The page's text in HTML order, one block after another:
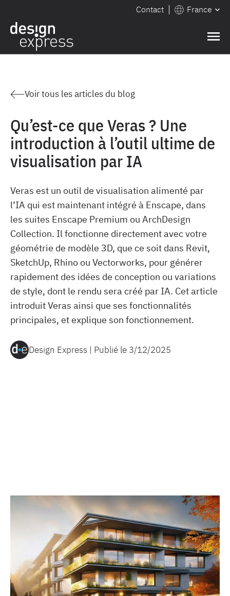
Contact France
Voir tous les articles du blog
Qu’est-ce que Veras ? Une
introduction à l’outil ultime de
visualisation par IA
Veras est un outil de visualisation alimenté par
l’IA qui est maintenant intégré à Enscape, dans
les suites Enscape Premium ou ArchDesign
Collection. Il fonctionne directement avec votre
géométrie de modèle 3D, que ce soit dans Revit,
SketchUp, Rhino ou Vectorworks, pour générer
rapidement des idées de conception ou variations
de style, dont le rendu sera créé par IA. Cet article
introduit Veras ainsi que ses fonctionnalités
principales, et explique son fonctionnement.
Design Express | Publié le 3/12/2025
Chaos Veras est un outil de visualisation IA qui prend
votre modèle ou croquis existants et vous fournit
plusieurs idées de conception en un tour de main.
Une solution idéale pour trouver des idées et générer
rapidement des concepts rendus par l'IA, que vous
pouvez partager avec vos collègues et vos clients afin